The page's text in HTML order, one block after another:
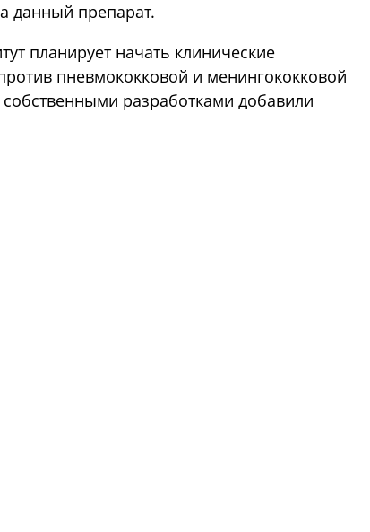
данный препарат.
планирует начать клинические
пневмококковой и менингококковой
разработками добавили